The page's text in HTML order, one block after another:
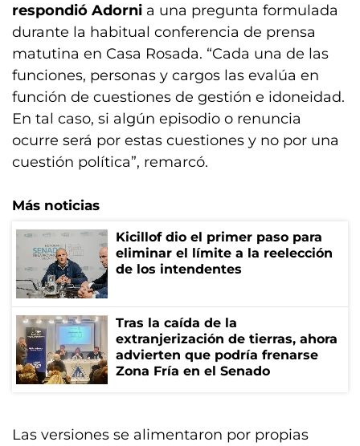
respondió Adorni a una pregunta formulada
durante la habitual conferencia de prensa
matutina en Casa Rosada. “Cada una de las
funciones, personas y cargos las evalúa en
función de cuestiones de gestión e idoneidad.
En tal caso, si algún episodio o renuncia
ocurre será por estas cuestiones y no por una
cuestión política”, remarcó.
Más noticias
Kicillof dio el primer paso para
eliminar el límite a la reelección
de los intendentes
Tras la caída de la
extranjerización de tierras, ahora
advierten que podría frenarse
Zona Fría en el Senado
Las versiones se alimentaron por propias